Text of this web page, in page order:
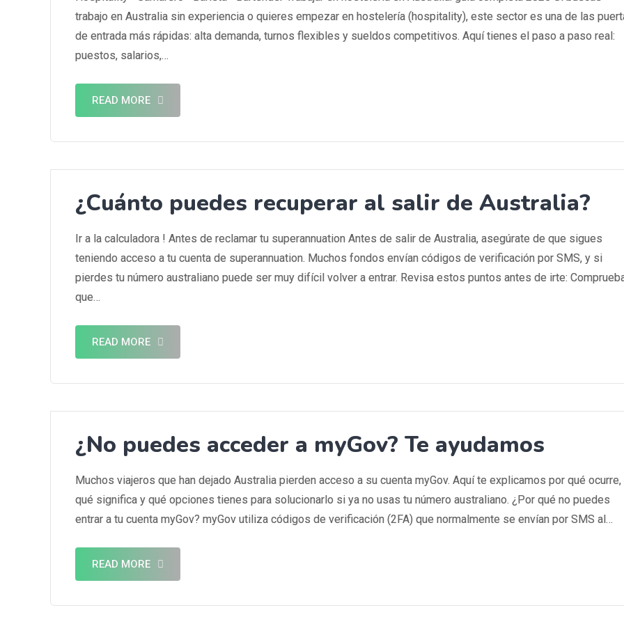
trabajo en Australia sin experiencia o quieres empezar en hostelería (hospitality), este sector es una de las
de entrada más rápidas: alta demanda, turnos flexibles y sueldos competitivos. Aquí tienes el paso a paso real:
puestos, salarios,…
READ MORE
¿Cuánto puedes recuperar al salir de Australia?
Ir a la calculadora ! Antes de reclamar tu superannuation Antes de salir de Australia, asegúrate de que sigues
teniendo acceso a tu cuenta de superannuation. Muchos fondos envían códigos de verificación por SMS, y si
pierdes tu número australiano puede ser muy difícil volver a entrar. Revisa estos puntos antes de irte:
que…
READ MORE
¿No puedes acceder a myGov? Te ayudamos
Muchos viajeros que han dejado Australia pierden acceso a su cuenta myGov. Aquí te explicamos por qué ocurre,
qué significa y qué opciones tienes para solucionarlo si ya no usas tu número australiano. ¿Por qué no puedes
entrar a tu cuenta myGov? myGov utiliza códigos de verificación (2FA) que normalmente se envían por SMS al…
READ MORE